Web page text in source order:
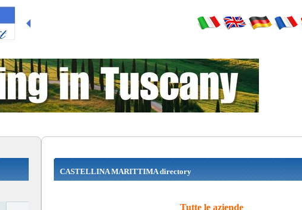
CASTELLINA MARITTIMA directory
Tutte le aziende